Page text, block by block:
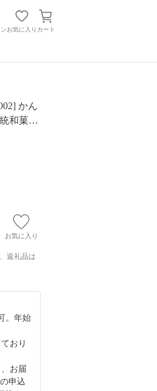
お気に入り カート
かん
和菓子
お気に入り
返礼品は
。年始
おり
お届
申込